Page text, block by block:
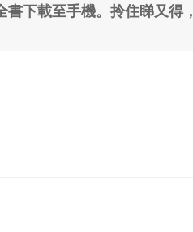
下載至手機。拎住睇又得